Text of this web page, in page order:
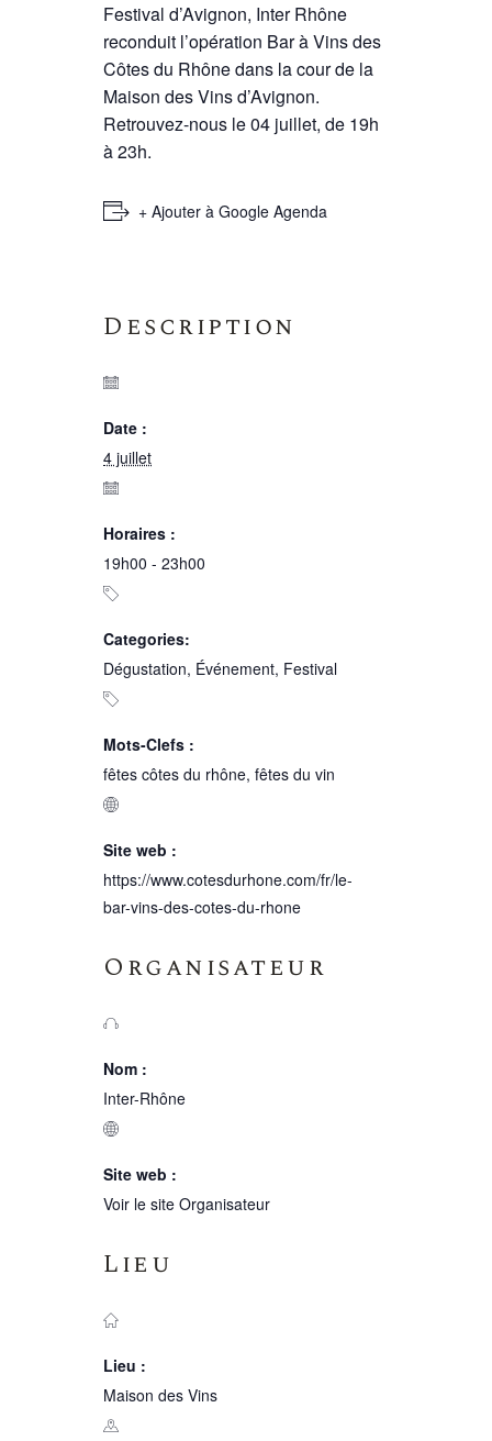
Festival d’Avignon, Inter Rhône
reconduit l’opération Bar à Vins des
Côtes du Rhône dans la cour de la
Maison des Vins d’Avignon.
Retrouvez-nous le 04 juillet, de 19h
à 23h.
+ Ajouter à Google Agenda
Description
Date :
4 juillet
Horaires :
19h00 - 23h00
Categories:
Dégustation, Événement, Festival
Mots-Clefs :
fêtes côtes du rhône, fêtes du vin
Site web :
https://www.cotesdurhone.com/fr/le-
bar-vins-des-cotes-du-rhone
Lieu
Lieu :
Maison des Vins
Organisateur
Nom :
Inter-Rhône
Site web :
Voir le site Organisateur